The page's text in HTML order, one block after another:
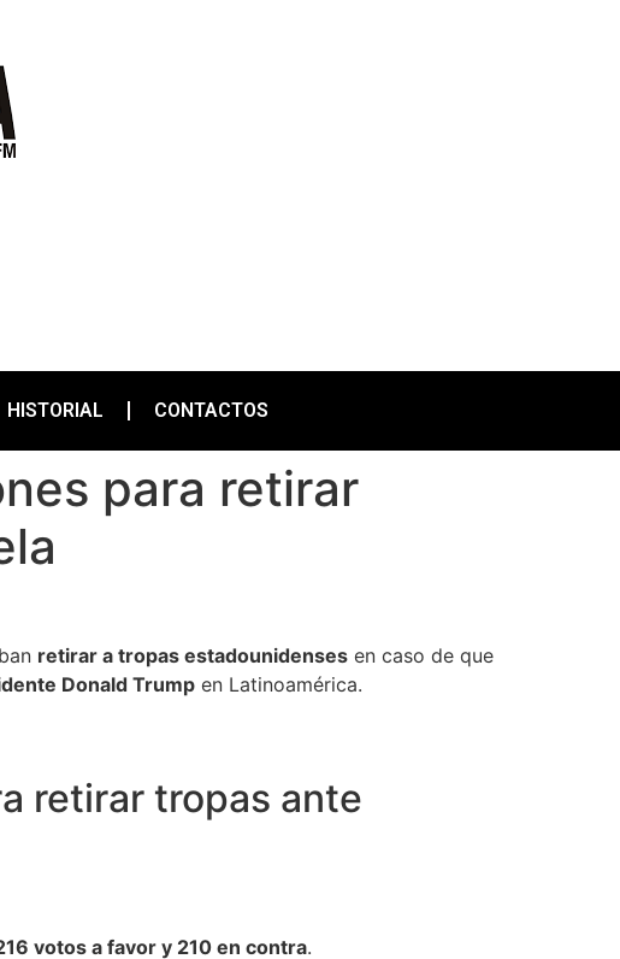
HISTORIAL CONTACTOS
para retirar
retirar a tropas estadounidenses en caso de que
Donald Trump en Latinoamérica.
retirar tropas ante
votos a favor y 210 en contra.